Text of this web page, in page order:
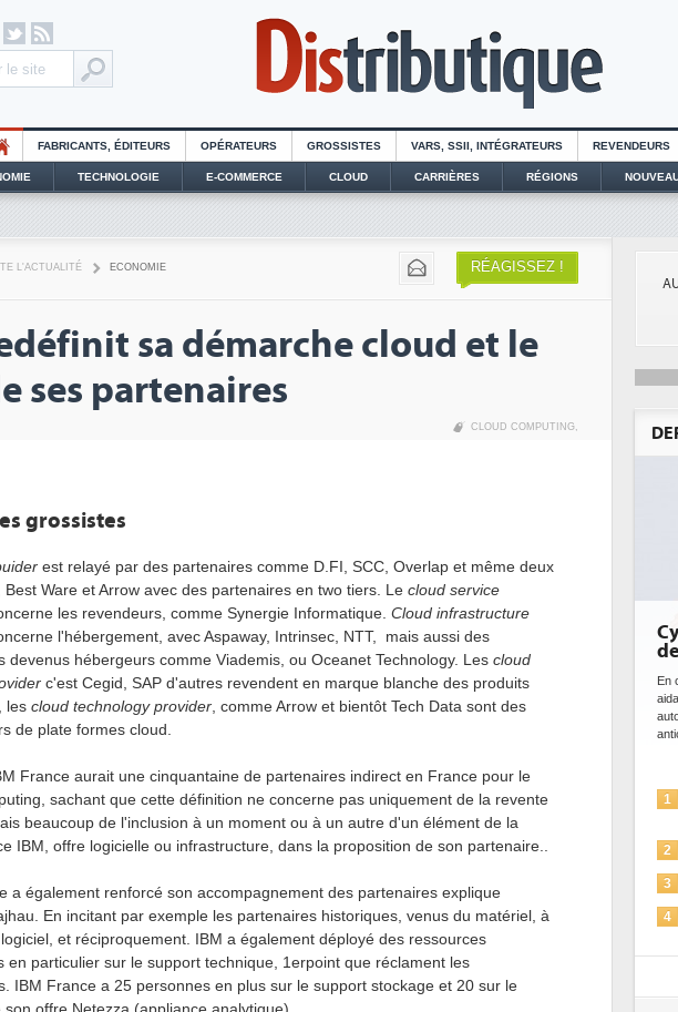
FABRICANTS, ÉDITEURS OPÉRATEURS GROSSISTES VARS, SSII, INTÉGRATEURS REVENDEURS
TECHNOLOGIE E-COMMERCE CLOUD CARRIÈRES RÉGIONS
L'ACTUALITÉ ECONOMIE RÉAGISSEZ !
sa démarche cloud et le
ses partenaires
CLOUD COMPUTING,
grossistes
est relayé par des partenaires comme D.FI, SCC, Overlap et même deux
Best Ware et Arrow avec des partenaires en two tiers. Le cloud service
les revendeurs, comme Synergie Informatique. Cloud infrastructure
l'hébergement, avec Aspaway, Intrinsec, NTT, mais aussi des
devenus hébergeurs comme Viademis, ou Oceanet Technology. Les cloud
c'est Cegid, SAP d'autres revendent en marque blanche des produits
les cloud technology provider , comme Arrow et bientôt Tech Data sont des
de plate formes cloud.
France aurait une cinquantaine de partenaires indirect en France pour le
sachant que cette définition ne concerne pas uniquement de la revente
beaucoup de l'inclusion à un moment ou à un autre d'un élément de la
IBM, offre logicielle ou infrastructure, dans la proposition de son partenaire..
a également renforcé son accompagnement des partenaires explique
En incitant par exemple les partenaires historiques, venus du matériel, à
et réciproquement. IBM a également déployé des ressources
en particulier sur le support technique, 1erpoint que réclament les
IBM France a 25 personnes en plus sur le support stockage et 20 sur le
En
1
2
3
4